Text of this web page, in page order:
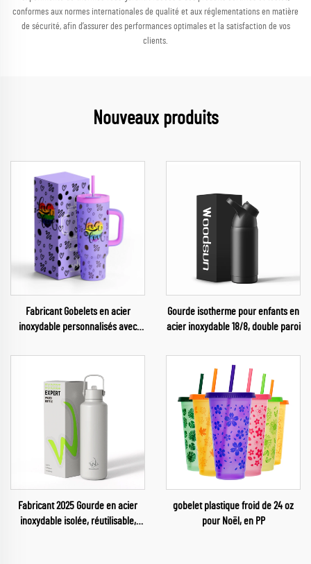
conformes aux normes internationales de qualité et aux réglementations en matière
de sécurité, afin d’assurer des performances optimales et la satisfaction de vos
clients.
Nouveaux produits
Fabricant Gobelets en acier
inoxydable personnalisés avec
parade fierté LGBT
Gourde isotherme pour enfants en
acier inoxydable 18/8, double paroi
Fabricant 2025 Gourde en acier
inoxydable isolée, réutilisable,
gobelet plastique froid de 24 oz
pour Noël, en PP